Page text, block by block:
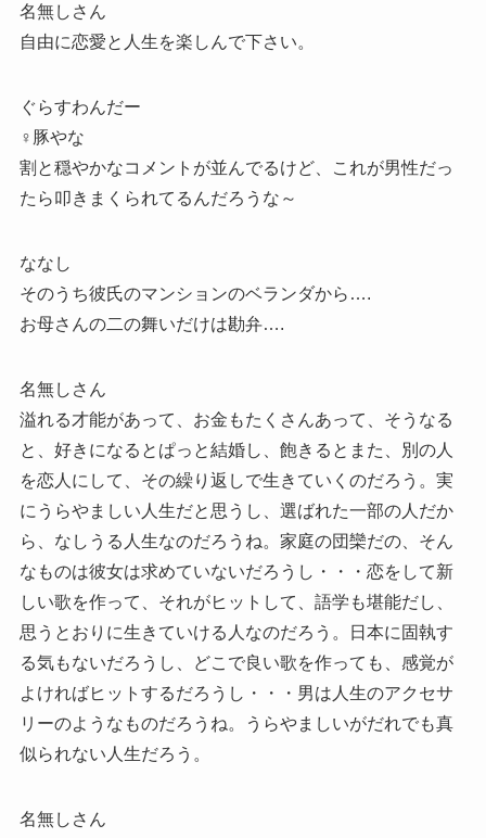
名無しさん
自由に恋愛と人生を楽しんで下さい。
ぐらすわんだー
♀豚やな
割と穏やかなコメントが並んでるけど、これが男性だっ
たら叩きまくられてるんだろうな～
ななし
そのうち彼氏のマンションのベランダから….
お母さんの二の舞いだけは勘弁….
名無しさん
溢れる才能があって、お金もたくさんあって、そうなる
と、好きになるとぱっと結婚し、飽きるとまた、別の人
を恋人にして、その繰り返しで生きていくのだろう。実
にうらやましい人生だと思うし、選ばれた一部の人だか
ら、なしうる人生なのだろうね。家庭の団欒だの、そん
なものは彼女は求めていないだろうし・・・恋をして新
しい歌を作って、それがヒットして、語学も堪能だし、
思うとおりに生きていける人なのだろう。日本に固執す
る気もないだろうし、どこで良い歌を作っても、感覚が
よければヒットするだろうし・・・男は人生のアクセサ
リーのようなものだろうね。うらやましいがだれでも真
似られない人生だろう。
名無しさん